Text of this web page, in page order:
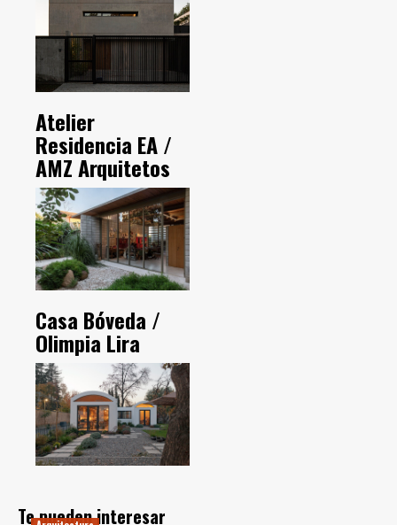
Atelier
Residencia EA /
AMZ Arquitetos
Casa Bóveda /
Olimpia Lira
Te pueden interesar